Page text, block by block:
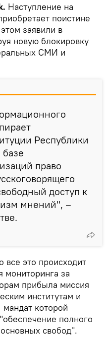
Наступление на
поистине
заявили в
новую блокировку
СМИ и
Республики
право
доступ к
мнений", –
все это происходит
мониторинга за
прибыла миссия
институтам и
которой
полного
свобод".